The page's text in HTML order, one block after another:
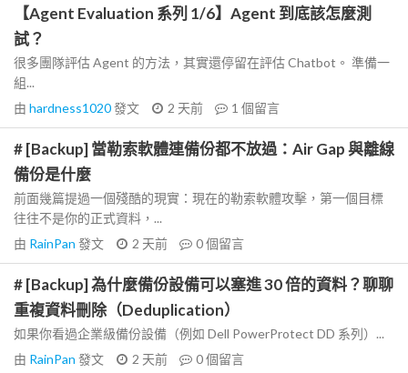
【Agent Evaluation 系列 1/6】Agent 到底該怎麼測
試？
很多團隊評估 Agent 的方法，其實還停留在評估 Chatbot。 準備一
組...
由 hardness1020發文 2 天前 1 個留言
# [Backup] 當勒索軟體連備份都不放過：Air Gap 與離線
備份是什麼
前面幾篇提過一個殘酷的現實：現在的勒索軟體攻擊，第一個目標
往往不是你的正式資料，...
由 RainPan 發文 2 天前 0個留言
# [Backup] 為什麼備份設備可以塞進 30 倍的資料？聊聊
重複資料刪除（Deduplication）
如果你看過企業級備份設備（例如 Dell PowerProtect DD 系列）...
由 RainPan 發文 2 天前 0個留言